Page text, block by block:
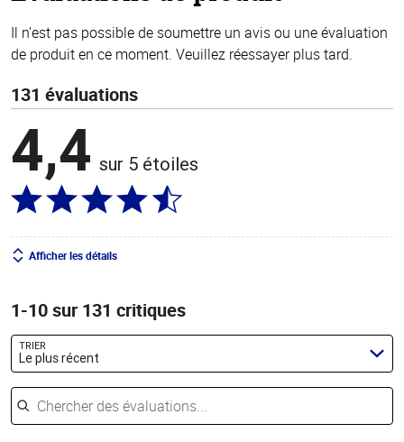
Il n’est pas possible de soumettre un avis ou une évaluation
de produit en ce moment. Veuillez réessayer plus tard.
131 évaluations
4,4 sur 5 étoiles
Afficher les détails
1-10 sur 131 critiques
TRIER
Le plus récent
Chercher des évaluations